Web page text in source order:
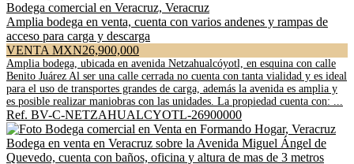
Bodega comercial en Veracruz, Veracruz
Amplia bodega en venta, cuenta con varios andenes y rampas de
acceso para carga y descarga
VENTA MXN26,900,000
Amplia bodega, ubicada en avenida Netzahualcóyotl, en esquina con calle
Benito Juárez Al ser una calle cerrada no cuenta con tanta vialidad y es ideal
para el uso de transportes grandes de carga, además la avenida es amplia y
es posible realizar maniobras con las unidades. La propiedad cuenta con: ...
Ref. BV-C-NETZAHUALCYOTL-26900000